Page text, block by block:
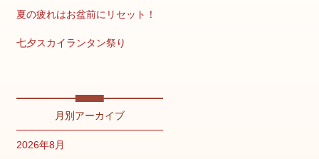
夏の疲れはお盆前にリセット！
七夕スカイランタン祭り
月別アーカイブ
2026年8月